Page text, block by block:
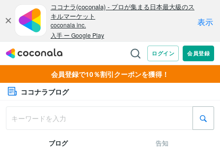
会員登録で10％割引クーポンを獲得！
ココナラブログ
ブログ 告知